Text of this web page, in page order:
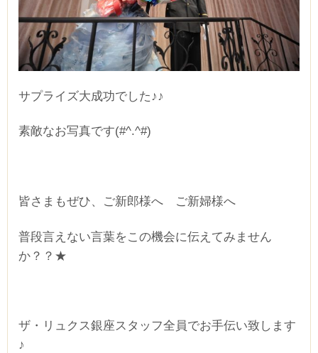
サプライズ大成功でした♪♪
素敵なお写真です(#^.^#)
皆さまもぜひ、ご新郎様へ ご新婦様へ
普段言えない言葉をこの機会に伝えてみません
か？？★
ザ・リュクス銀座スタッフ全員でお手伝い致します
♪